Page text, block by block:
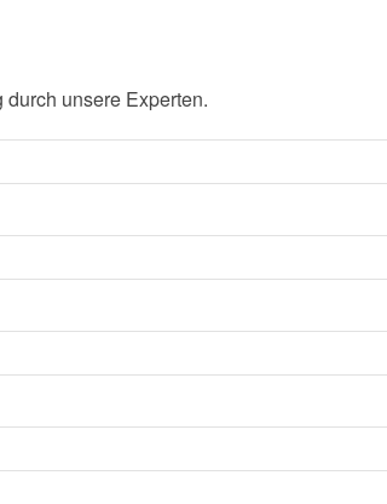
unsere Experten.